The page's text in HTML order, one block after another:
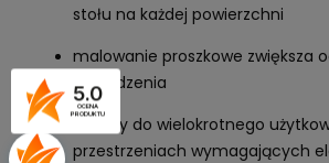
stołu na każdej powierzchni
malowanie proszkowe zwiększa
uszkodzenia
idealny do wielokrotnego
przestrzeniach wymagających
5.0
OCENA
PRODUKTU